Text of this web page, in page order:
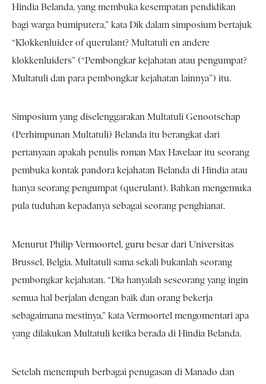
Hindia Belanda, yang membuka kesempatan pendidikan
bagi warga bumiputera,” kata Dik dalam simposium bertajuk
“Klokkenluider of querulant? Multatuli en andere
klokkenluiders” (“Pembongkar kejahatan atau pengumpat?
Multatuli dan para pembongkar kejahatan lainnya”) itu.
Simposium yang diselenggarakan Multatuli Genootschap
(Perhimpunan Multatuli) Belanda itu berangkat dari
pertanyaan apakah penulis roman Max Havelaar itu seorang
pembuka kontak pandora kejahatan Belanda di Hindia atau
hanya seorang pengumpat (querulant). Bahkan mengemuka
pula tuduhan kepadanya sebagai seorang penghianat.
Menurut Philip Vermoortel, guru besar dari Universitas
Brussel, Belgia, Multatuli sama sekali bukanlah seorang
pembongkar kejahatan. “Dia hanyalah seseorang yang ingin
semua hal berjalan dengan baik dan orang bekerja
sebagaimana mestinya,” kata Vermoortel mengomentari apa
yang dilakukan Multatuli ketika berada di Hindia Belanda.
Setelah menempuh berbagai penugasan di Manado dan